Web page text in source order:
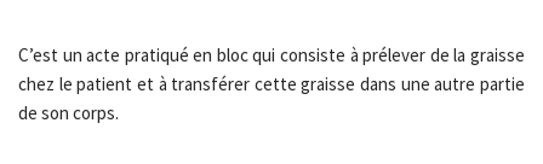
C’est un acte pratiqué en bloc qui consiste à prélever de la graisse
chez le patient et à transférer cette graisse dans une autre partie
de son corps.